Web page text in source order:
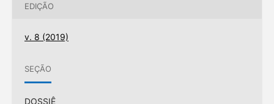
EDIÇÃO
v. 8 (2019)
SEÇÃO
DOSSIÊ